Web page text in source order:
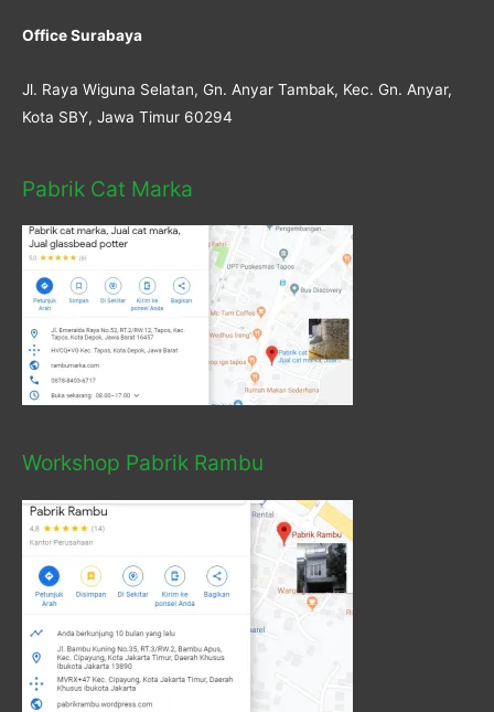
Office Surabaya
Jl. Raya Wiguna Selatan, Gn. Anyar Tambak, Kec. Gn. Anyar,
Kota SBY, Jawa Timur 60294
Pabrik Cat Marka
Workshop Pabrik Rambu